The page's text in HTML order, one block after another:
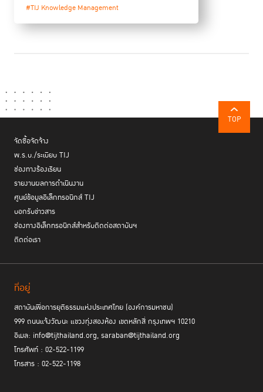
#TIJ Knowledge Management
TOP
จัดซื้อจัดจ้าง
พ.ร.บ./ระเบียบ TIJ
ช่องทางร้องเรียน
รายงานผลการดำเนินงาน
ศูนย์ข้อมูลอิเล็กทรอนิกส์ TIJ
บอกรับข่าวสาร
ช่องทางอิเล็กทรอนิกส์สำหรับติดต่อสถาบันฯ
ติดต่อเรา
ที่อยู่
สถาบันเพื่อการยุติธรรมแห่งประเทศไทย (องค์การมหาชน)
999 ถนนแจ้งวัฒนะ แขวงทุ่งสองห้อง เขตหลักสี่ กรุงเทพฯ 10210
อีเมล: info@tijthailand.org, saraban@tijthailand.org
โทรศัพท์ : 02-522-1199
โทรสาร : 02-522-1198